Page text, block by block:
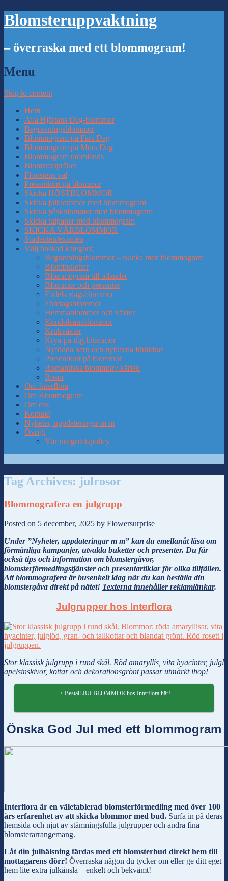
Blomsteruppvaktning
– överraska med ett blommogram!
Menu
Skip to content
Hem
Alla Hjärtans Dag-blommor
Begravningsblommor
Blommogram på Fars Dag
Blommogram på Mors Dag
Blommogram utomlands
Blomsterspråket
Floristens val
Presentkort på blommor
Skicka HÖSTBLOMMOR
Skicka julblommor med blommogram
Skicka påskblommor med blommogram
Skicka tulpaner med blommogram
SKICKA VÅRBLOMMOR
Studenten/examen
Välj önskad kategori:
Begravningsblommor – skicka med blommogram
Blombuketter
Blommogram till utlandet
Blommor och presenter
Födelsedagsblommor
Företagsblommor
Hemmablommor och växter
Kondoleansblommor
Krukväxter
Krya-på-dig-blommor
Nyfödda barn och nyblivna föräldrar
Presentkort på blommor
Romantiska blommor / kärlek
Rosor
Om Interflora
Om Blommogram
Om oss
Kontakt
Nyheter, uppdateringar m m
Övrigt
Vår integritetspolicy
Tag Archives: julrosor
Blommografera en julgrupp
Posted on 5 december, 2025 by Flowersurprise
Under ”Nyheter, uppdateringar m m” kan du emellanåt läsa om
förmånliga kampanjer, utvalda buketter och presenter. Du får
också tips och information om blomstergåvor,
blomsterförmedlingstjänster och presentartiklar för olika tillfällen.
Att blommografera är busenkelt idag när du kan beställa din
blomstergåva direkt på nätet! Texterna innehåller reklamlänkar.
Julgrupper hos Interflora
Stor klassisk julgrupp i rund skål. Röd amaryllis, vita hyacinter,
apelsinskivor, kottar och dekorationsgrönt passar utmärkt ihop!
-> Beställ JULBLOMMOR hos Interflora här!
Önska God Jul med ett blommogram
Interflora är en väletablerad blomsterförmedling med över 100
års erfarenhet av att skicka blommor med bud. Surfa in på deras
hemsida och njut av stämningsfulla julgrupper och andra fina
blomsterarrangemang.
Låt din julhälsning färdas med ett blomsterbud direkt hem till
mottagarens dörr! Överraska någon du tycker om eller ge ditt eget
hem lite extra julkänsla – enkelt och bekvämt!